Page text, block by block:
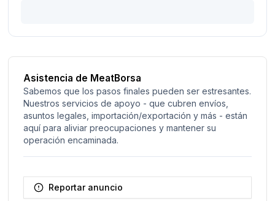
Asistencia de MeatBorsa
Sabemos que los pasos finales pueden ser estresantes.
Nuestros servicios de apoyo - que cubren envíos,
asuntos legales, importación/exportación y más - están
aquí para aliviar preocupaciones y mantener su
operación encaminada.
Reportar anuncio